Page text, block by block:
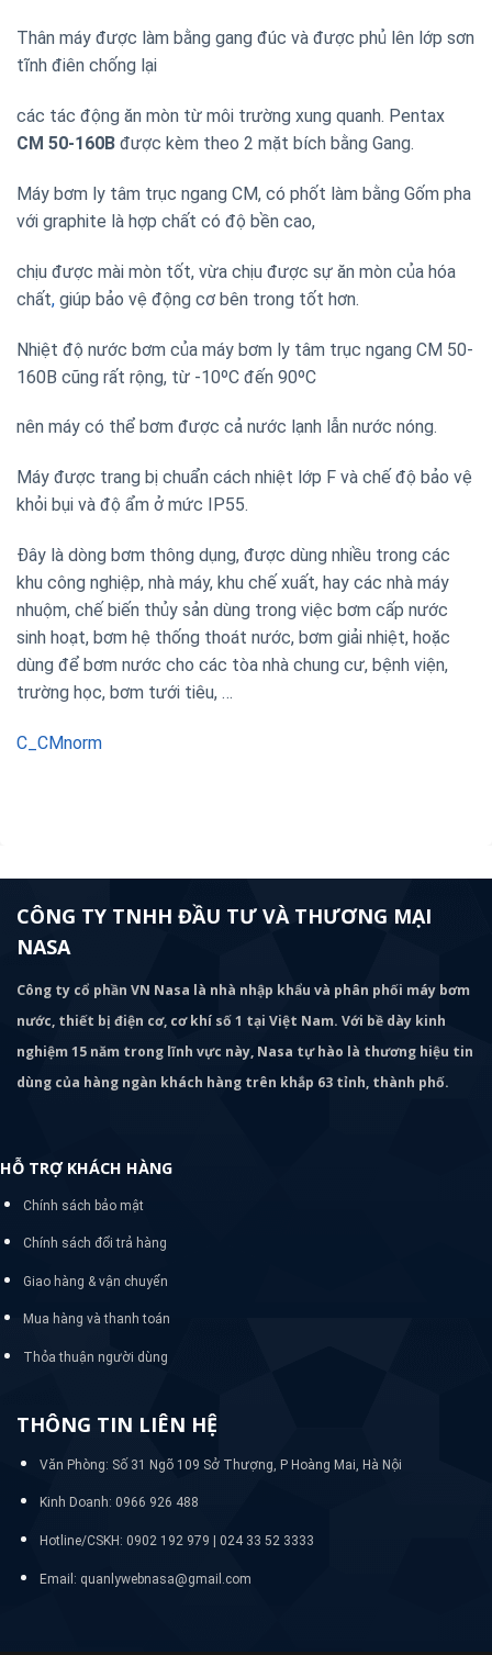
Thân máy được làm bằng gang đúc và được phủ lên lớp sơn
tĩnh điên chống lại
các tác động ăn mòn từ môi trường xung quanh. Pentax
CM 50-160B được kèm theo 2 mặt bích bằng Gang.
Máy bơm ly tâm trục ngang CM, có phốt làm bằng Gốm pha
với graphite là hợp chất có độ bền cao,
chịu được mài mòn tốt, vừa chịu được sự ăn mòn của hóa
chất, giúp bảo vệ động cơ bên trong tốt hơn.
Nhiệt độ nước bơm của máy bơm ly tâm trục ngang CM 50-
160B cũng rất rộng, từ -10ºC đến 90ºC
nên máy có thể bơm được cả nước lạnh lẫn nước nóng.
Máy được trang bị chuẩn cách nhiệt lớp F và chế độ bảo vệ
khỏi bụi và độ ẩm ở mức IP55.
Đây là dòng bơm thông dụng, được dùng nhiều trong các
khu công nghiệp, nhà máy, khu chế xuất, hay các nhà máy
nhuộm, chế biến thủy sản dùng trong việc bơm cấp nước
sinh hoạt, bơm hệ thống thoát nước, bơm giải nhiệt, hoặc
dùng để bơm nước cho các tòa nhà chung cư, bệnh viện,
trường học, bơm tưới tiêu, …
C_CMnorm
CÔNG TY TNHH ĐẦU TƯ VÀ THƯƠNG MẠI
NASA
Công ty cổ phần VN Nasa là nhà nhập khẩu và phân phối máy bơm
nước, thiết bị điện cơ, cơ khí số 1 tại Việt Nam. Với bề dày kinh
nghiệm 15 năm trong lĩnh vực này, Nasa tự hào là thương hiệu tin
dùng của hàng ngàn khách hàng trên khắp 63 tỉnh, thành phố.
HỖ TRỢ KHÁCH HÀNG
Chính sách bảo mật
Chính sách đổi trả hàng
Giao hàng & vận chuyển
Mua hàng và thanh toán
Thỏa thuận người dùng
THÔNG TIN LIÊN HỆ
Văn Phòng: Số 31 Ngõ 109 Sở Thượng, P Hoàng Mai, Hà Nội
Kinh Doanh: 0966 926 488
Hotline/CSKH: 0902 192 979 | 024 33 52 3333
Email: quanlywebnasa@gmail.com